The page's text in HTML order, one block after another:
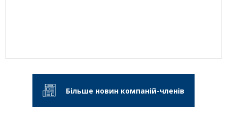
Більше новин компаній-членів